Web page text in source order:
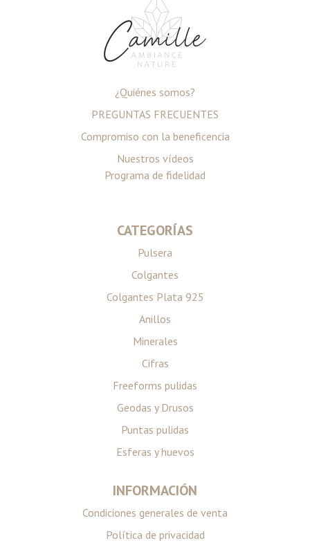
¿Quiénes somos?
PREGUNTAS FRECUENTES
Compromiso con la beneficencia
Nuestros vídeos
Programa de fidelidad
CATEGORÍAS
Pulsera
Colgantes
Colgantes Plata 925
Anillos
Minerales
Cifras
Freeforms pulidas
Geodas y Drusos
Puntas pulidas
Esferas y huevos
INFORMACIÓN
Condiciones generales de venta
Política de privacidad